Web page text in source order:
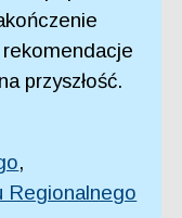
przyszłość.
,
Regionalnego